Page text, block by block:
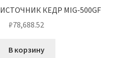
КЕДР MIG-500GF
₽78,688.52
В корзину